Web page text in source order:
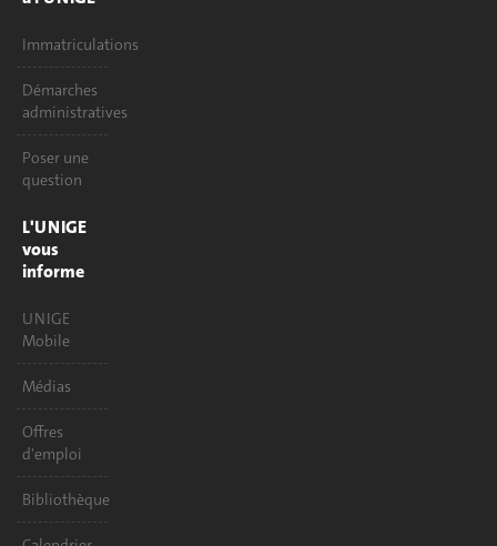
Immatriculations
Démarches
administratives
Poser une
question
L'UNIGE
vous
informe
UNIGE
Mobile
Médias
Offres
d'emploi
Bibliothèque